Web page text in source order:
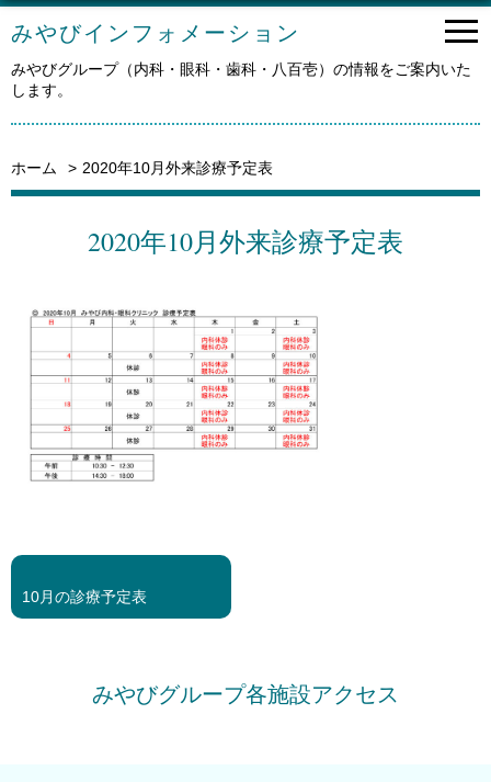
みやびインフォメーション
みやびグループ（内科・眼科・歯科・八百壱）の情報をご案内いた
します。
ホーム 2020年10月外来診療予定表
2020年10月外来診療予定表
前
の
10月の診療予定表
みやびグループ各施設アクセス